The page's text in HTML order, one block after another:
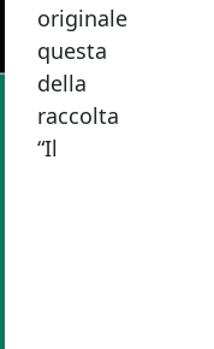
originale
questa
della
raccolta
“Il